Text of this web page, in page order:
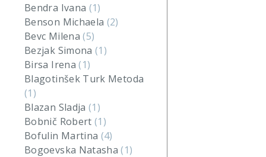
Bendra Ivana (1)
Benson Michaela (2)
Bevc Milena(5)
Bezjak Simona(1)
Birsa Irena(1)
Blagotinšek Turk Metoda
(1)
Blazan Sladja(1)
Bobnič Robert(1)
Bofulin Martina (4)
Bogoevska Natasha(1)